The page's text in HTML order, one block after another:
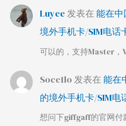
Luyee 发表在能在
境外手机卡/SIM电话
可以的，支持Master，
Soce1lo 发表在 能在
的境外手机卡/SIM电
想问下giffgaff的官网